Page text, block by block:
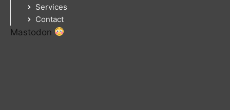
Services
Contact
Mastodon